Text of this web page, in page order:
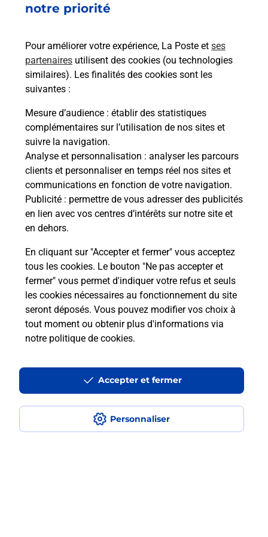
notre priorité
Pour améliorer votre expérience, La Poste et ses
partenaires utilisent des cookies (ou technologies
similaires). Les finalités des cookies sont les
suivantes :
Mesure d’audience : établir des statistiques
complémentaires sur l’utilisation de nos sites et
suivre la navigation.
Analyse et personnalisation : analyser les parcours
clients et personnaliser en temps réel nos sites et
communications en fonction de votre navigation.
Publicité : permettre de vous adresser des publicités
en lien avec vos centres d’intérêts sur notre site et
en dehors.
En cliquant sur "Accepter et fermer" vous acceptez
tous les cookies. Le bouton "Ne pas accepter et
fermer" vous permet d'indiquer votre refus et seuls
les cookies nécessaires au fonctionnement du site
seront déposés. Vous pouvez modifier vos choix à
tout moment ou obtenir plus d'informations via
notre politique de cookies.
Personnaliser
Accepter et fermer
Acheter un iPhone neuf ou reconditionné
Vous recherchez un smartphone pas cher proche
de chez vous ? Découvrez notre offre de
téléphones iPhone Apple dans vos bureaux de
Poste à LIVERDUN (54460) !
En savoir plus
Questions fréquemment posées
Comment retourner un colis acheté
en ligne depuis votre boîte aux lettres
Comment envoyer un colis ou faire un
retour chez un e-commerçant sans se
déplacer ?
Envoyer un petit colis au meilleur